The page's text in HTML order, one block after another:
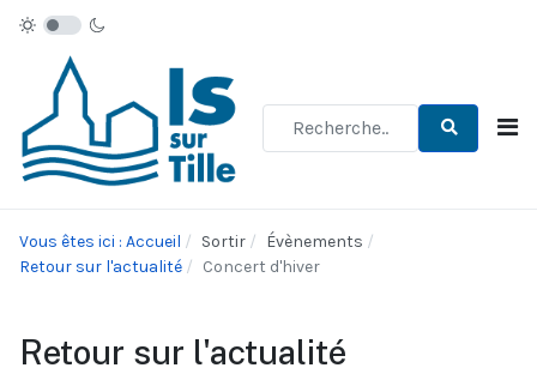
Vous êtes ici : Accueil Sortir
Évènements
Retour sur l'actualité
Concert d'hiver
Retour sur l'actualité